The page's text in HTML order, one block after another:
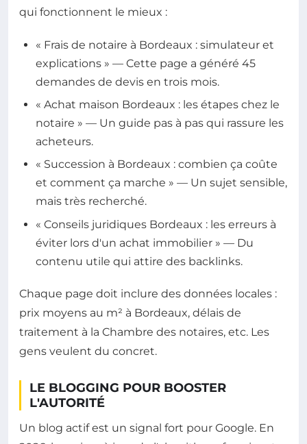
qui fonctionnent le mieux :
« Frais de notaire à Bordeaux : simulateur et
explications » — Cette page a généré 45
demandes de devis en trois mois.
« Achat maison Bordeaux : les étapes chez le
notaire » — Un guide pas à pas qui rassure les
acheteurs.
« Succession à Bordeaux : combien ça coûte
et comment ça marche » — Un sujet sensible,
mais très recherché.
« Conseils juridiques Bordeaux : les erreurs à
éviter lors d'un achat immobilier » — Du
contenu utile qui attire des backlinks.
Chaque page doit inclure des données locales :
prix moyens au m² à Bordeaux, délais de
traitement à la Chambre des notaires, etc. Les
gens veulent du concret.
LE BLOGGING POUR BOOSTER
L'AUTORITÉ
Un blog actif est un signal fort pour Google. En